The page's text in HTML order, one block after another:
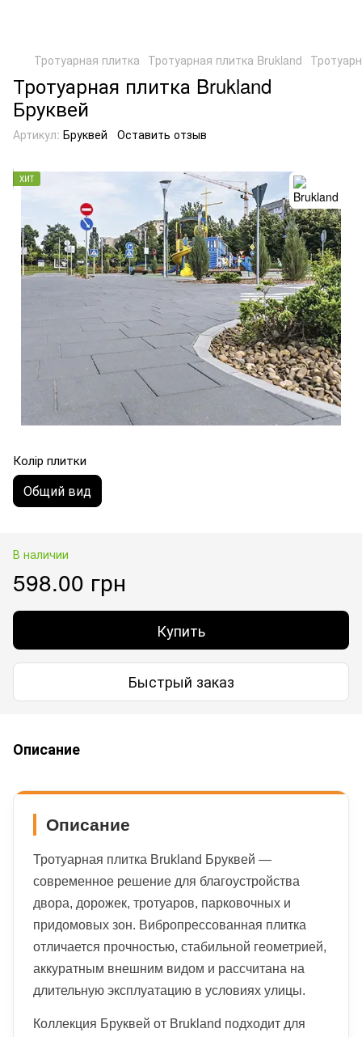
Тротуарная плитка Тротуарная плитка Brukland
Тротуарная плитка Brukland
Бруквей
Артикул: Бруквей Оставить отзыв
ХИТ
Колір плитки
Общий вид
В наличии
598.00 грн
Купить
Быстрый заказ
Описание
Описание
Тротуарная плитка Brukland Бруквей —
современное решение для благоустройства
двора, дорожек, тротуаров, парковочных и
придомовых зон. Вибропрессованная плитка
отличается прочностью, стабильной геометрией,
аккуратным внешним видом и рассчитана на
длительную эксплуатацию в условиях улицы.
Коллекция Бруквей от Brukland подходит для